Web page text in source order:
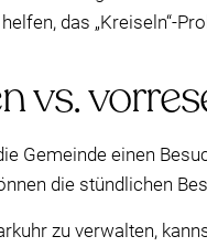
das „Kreiseln“-
vs.
Gemeinde einen
die stündlichen
zu verwalten,